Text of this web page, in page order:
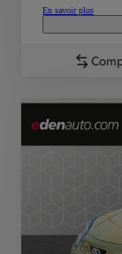
En savoir plus